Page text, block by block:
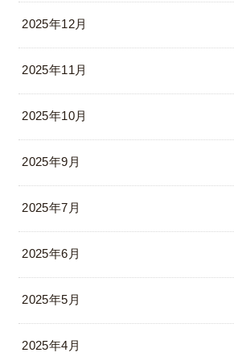
2025年12月
2025年11月
2025年10月
2025年9月
2025年7月
2025年6月
2025年5月
2025年4月